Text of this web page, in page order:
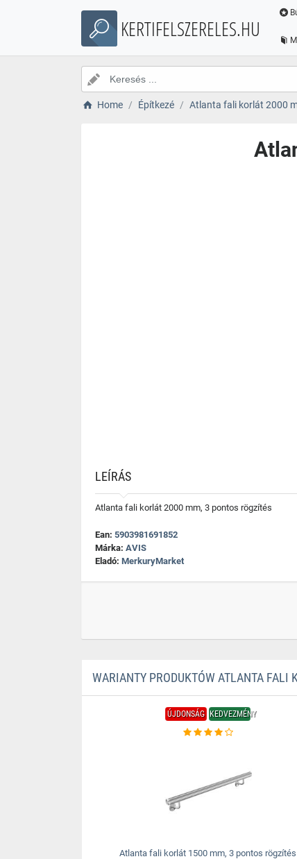
KERTIFELSZERELES.HU
Home Építkezé Atlanta fali korlát 2000
LEÍRÁS
Atlanta fali korlát 2000 mm, 3 pontos rögzítés
Ean: 5903981691852
Márka: AVIS
Eladó: MerkuryMarket
WARIANTY PRODUKTÓW ATLANTA
ÚJDONSÁG KEDVEZMÉNY
Atlanta fali korlát 1500 mm, 3 pontos rögzítés